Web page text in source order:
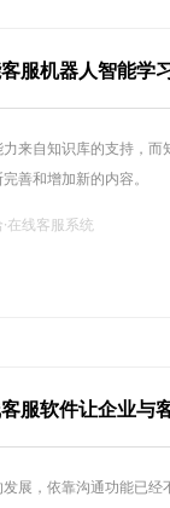
服机器人智能学
来自知识库的支持，
善和增加新的内容。
在线客服系统
服软件让企业与
展，依靠沟通功能已